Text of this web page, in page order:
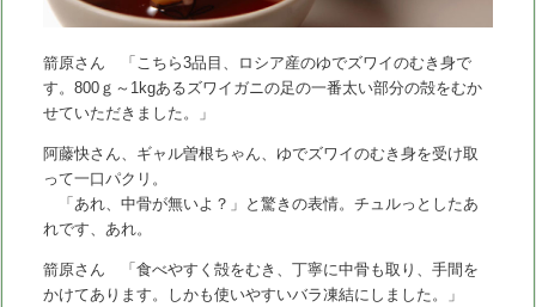
箭原さん 「こちら3品目、ロシア産のゆでズワイのむき身で
す。800ｇ～1kgあるズワイガニの足の一番太い部分の殻をむか
せていただきました。」
阿藤快さん、ギャル曽根ちゃん、ゆでズワイのむき身を受け取
って一口パクリ。
「あれ、中骨が無いよ？」と驚きの表情。チュルっとしたあ
れです、あれ。
箭原さん 「食べやすく殻をむき、丁寧に中骨も取り、手間を
かけてあります。しかも使いやすいバラ凍結にしました。」